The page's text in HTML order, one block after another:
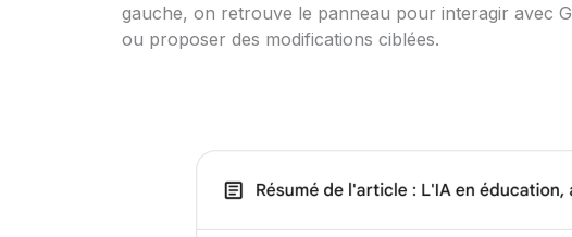
gauche, on retrouve le panneau pour interagir avec
ou proposer des modifications ciblées.